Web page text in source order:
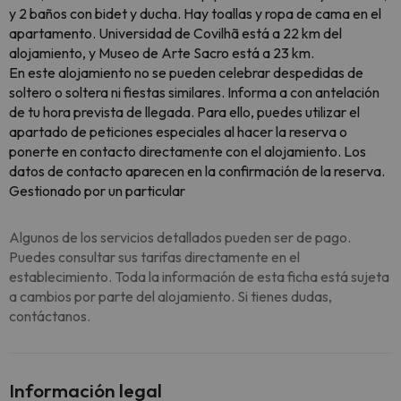
y 2 baños con bidet y ducha. Hay toallas y ropa de cama en el
apartamento. Universidad de Covilhã está a 22 km del
alojamiento, y Museo de Arte Sacro está a 23 km.
En este alojamiento no se pueden celebrar despedidas de
soltero o soltera ni fiestas similares. Informa a con antelación
de tu hora prevista de llegada. Para ello, puedes utilizar el
apartado de peticiones especiales al hacer la reserva o
ponerte en contacto directamente con el alojamiento. Los
datos de contacto aparecen en la confirmación de la reserva.
Gestionado por un particular
Algunos de los servicios detallados pueden ser de pago.
Puedes consultar sus tarifas directamente en el
establecimiento. Toda la información de esta ficha está sujeta
a cambios por parte del alojamiento. Si tienes dudas,
contáctanos.
Información legal